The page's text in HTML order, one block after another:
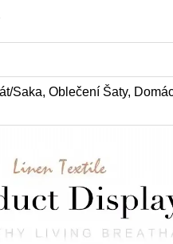
Saka, Oblečení Šaty,